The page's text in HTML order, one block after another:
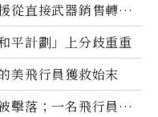
從直接武器銷售轉向
平計劃」上分歧重重
美飛行員獲救始末
擊落；一名飛行員失